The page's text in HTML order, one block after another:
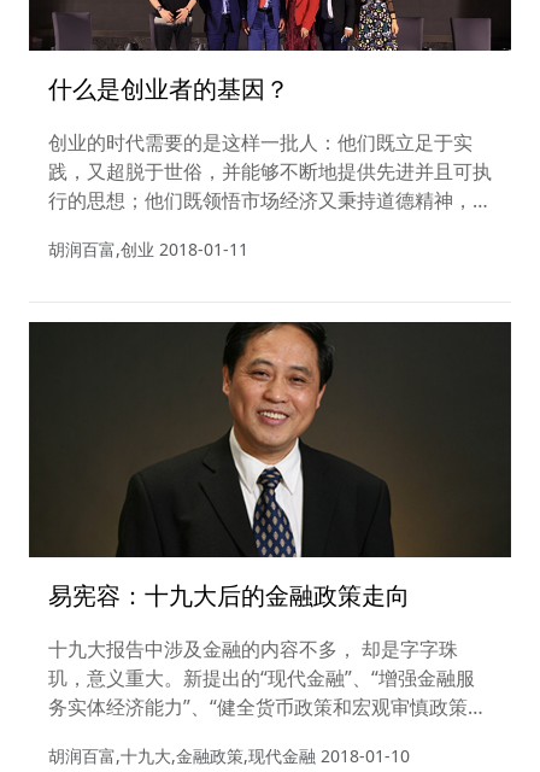
什么是创业者的基因？
创业的时代需要的是这样一批人：他们既立足于实
践，又超脱于世俗，并能够不断地提供先进并且可执
行的思想；他们既领悟市场经济又秉持道德精神，执
胡润百富,创业 2018-01-11
易宪容：十九大后的金融政策走向
十九大报告中涉及金融的内容不多， 却是字字珠
玑，意义重大。新提出的“现代金融”、“增强金融服
务实体经济能力”、“健全货币政策和宏观审慎政策双
走势。而“现代金融”，也必将是未来几年中国金融业
胡润百富,十九大,金融政策,现代金融 2018-01-10